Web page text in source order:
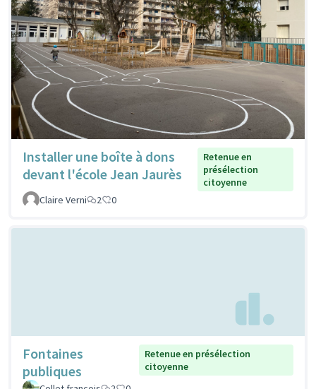
Installer une boîte à dons
devant l'école Jean Jaurès
Retenue en
présélection
citoyenne
Claire Verni
2 0
Fontaines
publiques
Retenue en présélection
citoyenne